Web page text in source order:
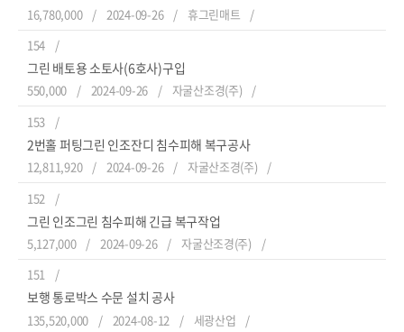
16,780,000 2024-09-26
휴그린매트
154
그린 배토용 소토사(6호사)구입
550,000 2024-09-26
자굴산조경(주)
153
2번홀 퍼팅그린 인조잔디 침수피해 복구공사
12,811,920 2024-09-26
자굴산조경(주)
152
그린 인조그린 침수피해 긴급 복구작업
5,127,000 2024-09-26
자굴산조경(주)
151
보행 통로박스 수문 설치 공사
135,520,000 2024-08-12
세광산업